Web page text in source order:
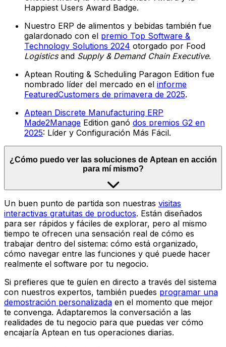
Happiest Users Award Badge.
Nuestro ERP de alimentos y bebidas también fue
galardonado con el premio Top Software &
Technology Solutions 2024 otorgado por Food
Logisticsand Supply & Demand Chain Executive.
Aptean Routing & Scheduling Paragon Edition fue
nombrado líder del mercado en el informe
FeaturedCustomers de primavera de 2025.
Aptean Discrete Manufacturing ERP
Made2Manage Edition ganó dos premios G2 en
2025: Líder y Configuración Más Fácil.
¿Cómo puedo ver las soluciones de Aptean en acción
para mí mismo?
Un buen punto de partida son nuestras visitas
interactivas gratuitas de productos. Están diseñados
para ser rápidos y fáciles de explorar, pero al mismo
tiempo te ofrecen una sensación real de cómo es
trabajar dentro del sistema: cómo está organizado,
cómo navegar entre las funciones y qué puede hacer
realmente el software por tu negocio.
Si prefieres que te guíen en directo a través del sistema
con nuestros expertos, también puedes programar una
demostración personalizada en el momento que mejor
te convenga. Adaptaremos la conversación a las
realidades de tu negocio para que puedas ver cómo
encajaría Aptean en tus operaciones diarias.